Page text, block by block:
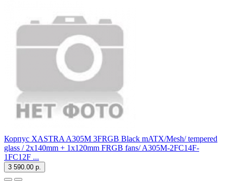
Корпус XASTRA A305M 3FRGB Black mATX/Mesh/ tempered
glass / 2x140mm + 1x120mm FRGB fans/ A305M-2FC14F-
1FC12F ...
3 590.00 р.